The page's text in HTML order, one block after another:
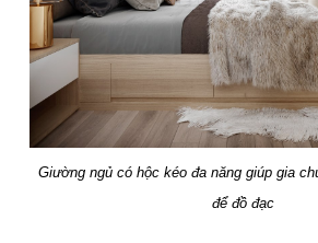
Giường ngủ có hộc kéo đa năng giúp gia
để đồ đạc